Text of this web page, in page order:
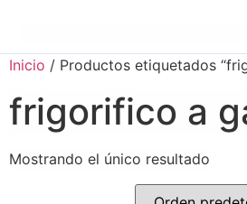
Inicio / Productos etiquetados
frigorifico a
Mostrando el único resultado